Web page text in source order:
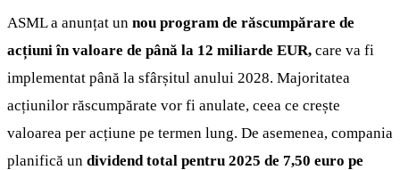
ASML a anunțat un nou program de răscumpărare de
acțiuni în valoare de până la 12 miliarde EUR, care va fi
implementat până la sfârșitul anului 2028. Majoritatea
acțiunilor răscumpărate vor fi anulate, ceea ce crește
valoarea per acțiune pe termen lung. De asemenea, compania
planifică un dividend total pentru 2025 de 7,50 euro pe